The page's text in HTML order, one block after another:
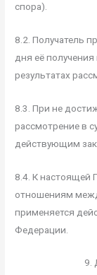
спора).
8.2. Получатель
дня её
результатах
8.3. При не
рассмотрение в
действующим
8.4. К настоящей
отношениям
применяется
Федерации.
9.